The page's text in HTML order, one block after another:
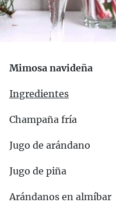
Mimosa navideña
Ingredientes
Champaña fría
Jugo de arándano
Jugo de piña
Arándanos en almíbar